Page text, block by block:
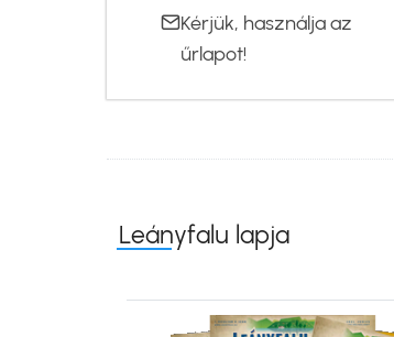
Kérjük, használja az
űrlapot!
Leányfalu lapja